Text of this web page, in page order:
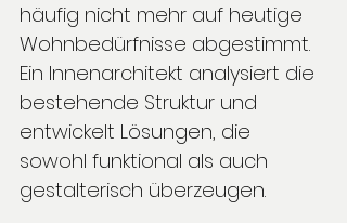
häufig nicht mehr auf heutige
Wohnbedürfnisse abgestimmt.
Ein Innenarchitekt analysiert die
bestehende Struktur und
entwickelt Lösungen, die
sowohl funktional als auch
gestalterisch überzeugen.